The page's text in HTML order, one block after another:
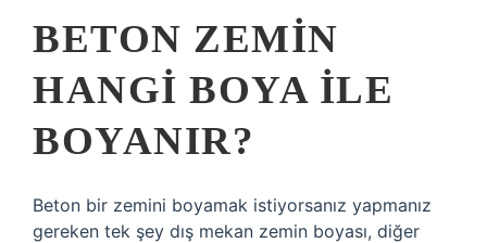
BETON ZEMIN
HANGI BOYA ILE
BOYANIR?
Beton bir zemini boyamak istiyorsanız yapmanız
gereken tek şey dış mekan zemin boyası, diğer